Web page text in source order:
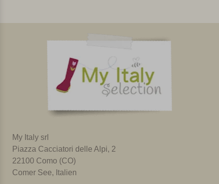
My Italy srl
Piazza Cacciatori delle Alpi, 2
22100 Como (CO)
Comer See, Italien